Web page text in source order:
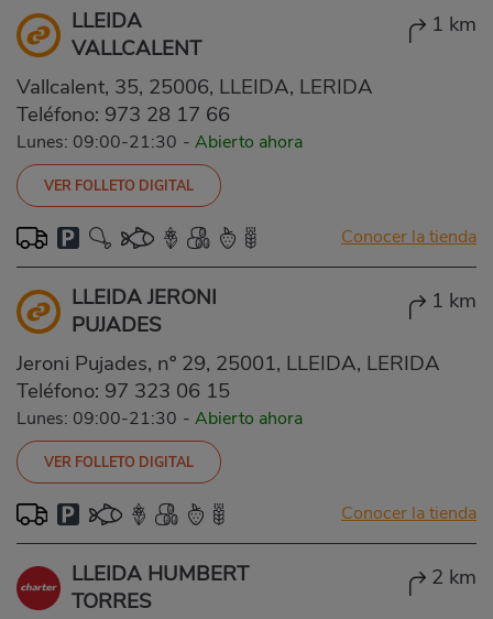
LLEIDA
VALLCALENT
1 km
Vallcalent, 35, 25006, LLEIDA, LERIDA
Teléfono: 973 28 17 66
Lunes: 09:00-21:30 - Abierto ahora
VER FOLLETO DIGITAL
Conocer la tienda
LLEIDA JERONI
PUJADES
1 km
Jeroni Pujades, nº 29, 25001, LLEIDA, LERIDA
Teléfono: 97 323 06 15
Lunes: 09:00-21:30 - Abierto ahora
VER FOLLETO DIGITAL
Conocer la tienda
LLEIDA HUMBERT
TORRES
2 km